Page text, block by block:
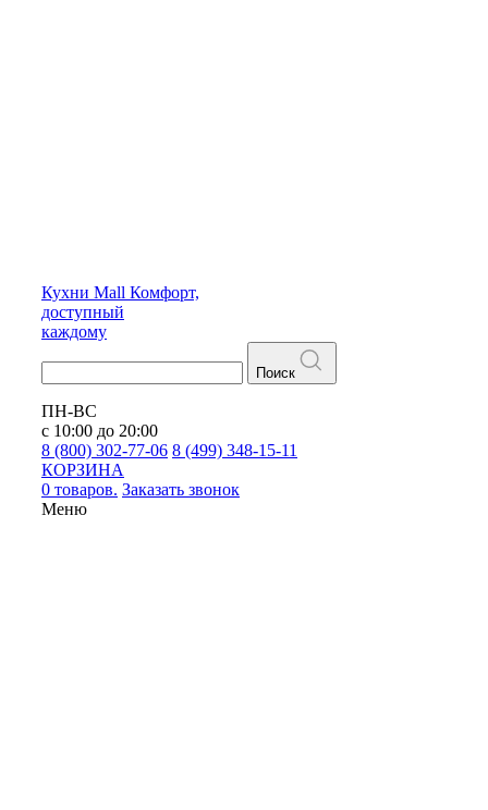
Кухни Mall Комфорт,
доступный
каждому
Поиск
ПН-ВС
с 10:00 до 20:00
8 (800) 302-77-06 8 (499) 348-15-11
КОРЗИНА
0 товаров. Заказать звонок
Меню